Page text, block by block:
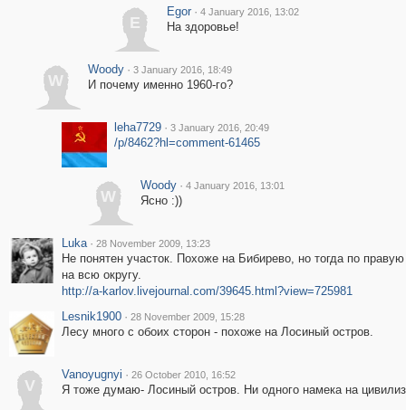
E
Egor · 4 January 2016, 13:02
На здоровье!
W
Woody · 3 January 2016, 18:49
И почему именно 1960-го?
leha7729 · 3 January 2016, 20:49
/p/8462?hl=comment-61465
W
Woody · 4 January 2016, 13:01
Ясно :))
Luka · 28 November 2009, 13:23
Не понятен участок. Похоже на Бибирево, но тогда по
на всю округу.
http://a-karlov.livejournal.com/39645.html?view=725981
Lesnik1900 · 28 November 2009, 15:28
Лесу много с обоих сторон - похоже на Лосиный остров.
V
Vanoyugnyi · 26 October 2010, 16:52
Я тоже думаю- Лосиный остров. Ни одного намека на